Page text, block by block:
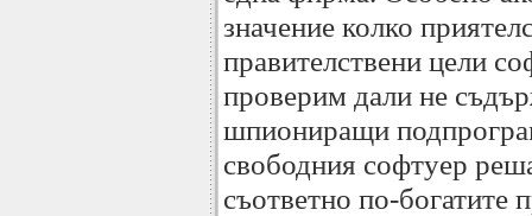
значение колко
правителствени цели
проверим дали не
шпиониращи
свободния софтуер
съответно по-богатите